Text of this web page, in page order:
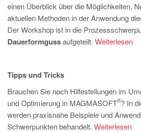
einen Überblick über die Möglichkeiten,
aktuellen Methoden in der Anwendung
Der Workshop ist in die
Dauerformgussaufgeteilt. Weiterlesen
Tipps und Tricks
Brauchen Sie noch Hilfestellungen im
und Optimierung in MAGMASOFT
®? In
werden praxisnahe Beispiele und
Schwerpunkten behandelt. Weiterlesen